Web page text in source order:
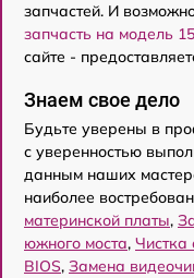
запчастей. И
запчасть на модель
сайте -
Знаем свое дело
Будьте уверены в
с уверенностью
данным наших
наиболее
материнской платы,
южного моста, Чистка
BIOS, Замена